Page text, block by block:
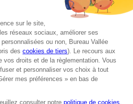
Manosque
Pres Combaux